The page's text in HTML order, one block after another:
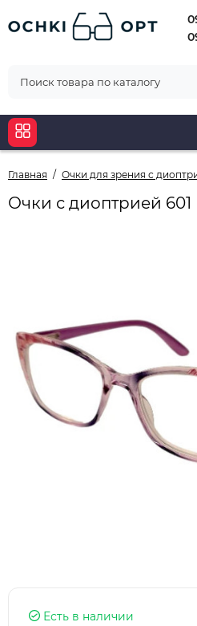
Главная Очки для зрения с
Очки с диоптрией
Есть в наличии